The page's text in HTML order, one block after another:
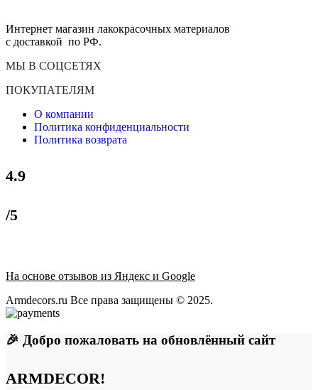
Интернет магазин лакокрасочных материалов
с доставкой по РФ.
МЫ В СОЦСЕТЯХ
ПОКУПАТЕЛЯМ
О компании
Политика конфиденциальности
Политика возврата
4.9
/5
На основе отзывов из Яндекс и Google
Armdecors.ru Все права защищены © 2025. ​
🎉 Добро пожаловать на обновлённый сайт
ARMDECOR!